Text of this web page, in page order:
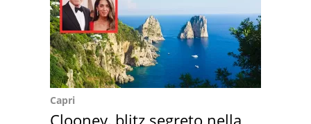
Capri
Clooney, blitz segreto nella